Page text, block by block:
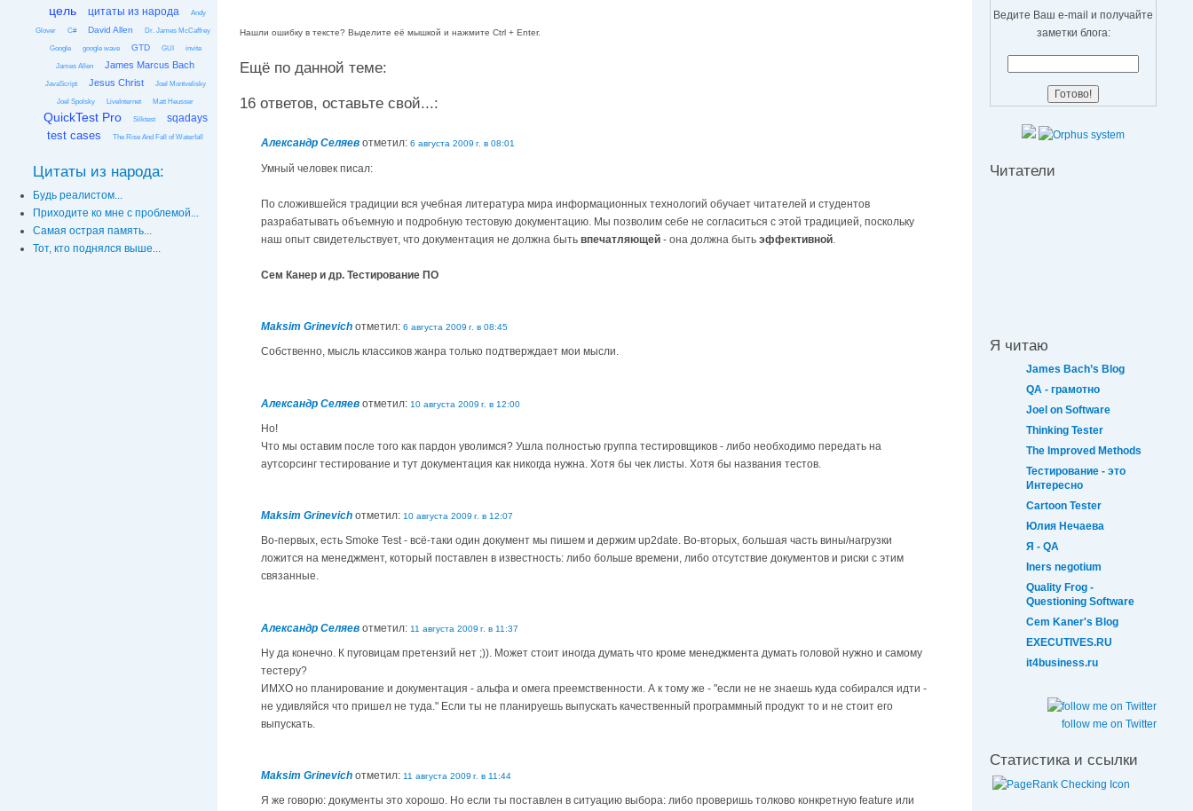
цель цитаты из народа Andy
Glover C# David Allen Dr. James McCaffrey
Google google wave GTD GUI invite
James Allen James Marcus Bach
JavaScript Jesus Christ Joel Montvelisky
Joel Spolsky LiveInternet Matt Heusser
QuickTest Pro Silktest sqadays
test cases The Rise And Fall of Waterfall
Цитаты из народа:
Будь реалистом...
Приходите ко мне с проблемой...
Самая острая память...
Тот, кто поднялся выше...
Нашли ошибку в тексте? Выделите её мышкой и нажмите Ctrl + Enter.
Ещё по данной теме:
16 ответов, оставьте свой...:
Александр Селяев отметил: 6 августа 2009 г. в 08:01
Умный человек писал:
По сложившейся традиции вся учебная литература мира информационных технологий обучает читателей и студентов
разрабатывать объемную и подробную тестовую документацию. Мы позволим себе не согласиться с этой традицией, поскольку
наш опыт свидетельствует, что документация не должна быть впечатляющей - она должна быть эффективной
Сем Канер и др. Тестирование ПО
Maksim Grinevich отметил: 6 августа 2009 г. в 08:45
Собственно, мысль классиков жанра только подтверждает мои мысли.
Александр Селяев отметил: 10 августа 2009 г. в 12:00
Но!
Что мы оставим после того как пардон уволимся? Ушла полностью группа тестировщиков - либо необходимо передать на
аутсорсинг тестирование и тут документация как никогда нужна. Хотя бы чек листы. Хотя бы названия тестов.
Maksim Grinevich отметил: 10 августа 2009 г. в 12:07
Во-первых, есть Smoke Test - всё-таки один документ мы пишем и держим up2date. Во-вторых, большая часть вины/нагрузки
ложится на менеджмент, который поставлен в известность: либо больше времени, либо отсутствие документов и риски с этим
связанные.
Александр Селяев отметил: 11 августа 2009 г. в 11:37
Ну да конечно. К пуговицам претензий нет ;)). Может стоит иногда думать что кроме менеджмента думать головой нужно и самому
тестеру?
ИМХО но планирование и документация - альфа и омега преемственности. А к тому же - "если не не знаешь куда собирался идти -
не удивляйся что пришел не туда." Если ты не планируешь выпускать качественный программный продукт то и не стоит его
выпускать.
Maksim Grinevich отметил: 11 августа 2009 г. в 11:44
Я же говорю: документы это хорошо. Но если ты поставлен в ситуацию выбора: либо проверишь толково конкретную feature или
Ведите Ваш e-mail и получайте
заметки блога:
Читатели
Я читаю
James Bach’s Blog
QA - грамотно
Joel on Software
Thinking Tester
The Improved Methods
Тестирование - это
Интересно
Cartoon Tester
Юлия Нечаева
Я - QA
Iners negotium
Quality Frog -
Questioning Software
Cem Kaner's Blog
EXECUTIVES.RU
it4business.ru
follow me on Twitter
Статистика и ссылки